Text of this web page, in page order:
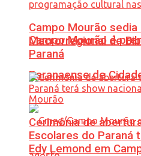
Campo Mourão é
Paranaense de
Campo Mourão sedia
Macrorregional de
Paraná
Cerimônia de
Escolares do Paraná
Edy Lemond em